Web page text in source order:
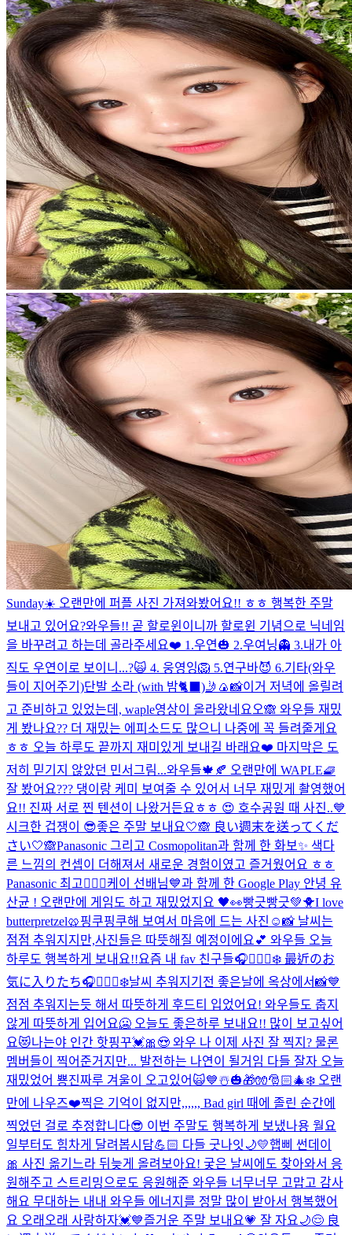
Sunday☀️ 오랜만에 퍼플 사진 가져와봤어요!! ㅎㅎ 행복한 주말
보내고 있어요?와우들!! 곧 할로윈이니까 할로윈 기념으로 닉네임
을 바꾸려고 하는데 골라주세요❤️ 1.우연🎃 2.우여닝👻 3.내가 아
직도 우연이로 보이니...?🙀 4. 웅영잉🦁 5.연구바😈 6.기타(와우
들이 지어주기)단발 소라 (with 밤🐈‍⬛)🤳🍙📸이거 저녁에 올릴려
고 준비하고 있었는데, waple영상이 올라왔네요오🙈 와우들 재밌
게 봤나요?? 더 재밌는 에피소드도 많으니 나중에 꼭 들려줄게요
ㅎㅎ 오늘 하루도 끝까지 재미있게 보내길 바래요❤️ 마지막은 도
저히 믿기지 않았던 민서그림...와우들🍁🍂 오랜만에 WAPLE🧇
잘 봤어요??? 댕이랑 케미 보여줄 수 있어서 너무 재밌게 촬영했어
요!! 진짜 서로 찐 텐션이 나왔거든요ㅎㅎ 😍 호수공원 때 사진..💙
시크한 겁쟁이 😎좋은 주말 보내요🤍🙈 良い週末を送ってくだ
さい🤍🙈Panasonic 그리고 Cosmopolitan과 함께 한 화보✨ 색다
른 느낌의 컨셉이 더해져서 새로운 경험이였고 즐거웠어요 ㅎㅎ
Panasonic 최고👍🏻💓케이 선배님💙과 함께 한 Google Play 안녕 유
산균 ! 오랜만에 게임도 하고 재밌었지요 🖤👀빵긋빵긋💚🐥I love
butterpretzel🥨핑쿠핑쿠해 보여서 마음에 드는 사진☺️📸 날씨는
점점 추워지지만,사진들은 따뜻해질 예정이에요💕 와우들 오늘
하루도 행복하게 보내요!!요즘 내 fav 친구들🎧🧘🏻‍♀️❄️ 最近のお
気に入りたち🎧🧘🏻‍♀️❄️날씨 추워지기전 좋은날에 옥상에서📸💙
점점 추워지는듯 해서 따뜻하게 후드티 입었어요! 와우들도 춥지
않게 따뜻하게 입어요🥶 오늘도 좋은하루 보내요!! 많이 보고싶어
요😻나는야 인간 핫핑꾸💓🎀😍 와우 나 이제 사진 잘 찍지? 물론
멤버들이 찍어준거지만... 발전하는 나연이 될거임 다들 잘자 오늘
재밌었어 뿅진짜루 겨울이 오고있어🙀💙☃️🎃🎁🧤🎅🏻🎄❄️ 오랜
만에 나우즈❤️찍은 기억이 없지만,,,,,, Bad girl 때에 졸린 순간에
찍었던 걸로 추정합니다😎 이번 주말도 행복하게 보냈나용 월요
일부터도 힘차게 달려봅시담💪🏻 다들 굿나잇🌙💛햅삐 썬데이
🎀 사진 옮기느라 뒤늦게 올려보아요! 궂은 날씨에도 찾아와서 응
원해주고 스트리밍으로도 응원해준 와우들 너무너무 고맙고 감사
해요 무대하는 내내 와우들 에너지를 정말 많이 받아서 행복했어
요 오래오래 사랑하자💓💙즐거운 주말 보내요💗 잘 자요🌙😌 良